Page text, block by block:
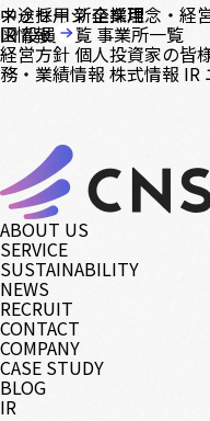
中途採用新卒採用
メッセージ企業理念・経
図役員一覧 事業所一覧
IR情報
経営方針 個人投資家の皆
務・業績情報 株式情報 IR
ABOUT US
SERVICE
SUSTAINABILITY
NEWS
RECRUIT
CONTACT
COMPANY
CASE STUDY
BLOG
IR